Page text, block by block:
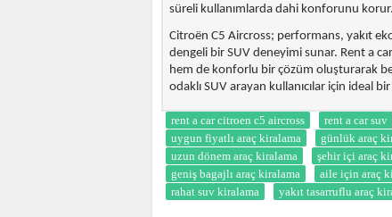
süreli kullanımlarda dahi konforunu korur.
Citroën C5 Aircross; performans, yakıt
dengeli bir SUV deneyimi sunar. Rent a
hem de konforlu bir çözüm oluşturarak
odaklı SUV arayan kullanıcılar için ideal
rent a car citroen c5 aircross rent a car suv
uygun fiyatlı araç kiralama
günlük araç
uzun dönem araç kiralama
şehir içi araç
geniş bagajlı araç kiralama
aile için araç
rahat suv kiralama
yakıt tasarruflu araç